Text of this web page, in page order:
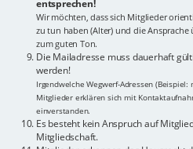
entsprechen!
Wir möchten, dass sich Mitglieder
zu tun haben (Alter) und die
zum guten Ton.
Die Mailadresse muss dauerhaft
werden!
Irgendwelche Wegwerf-Adressen
Mitglieder erklären sich mit
einverstanden.
Es besteht kein Anspruch auf
Mitgliedschaft.